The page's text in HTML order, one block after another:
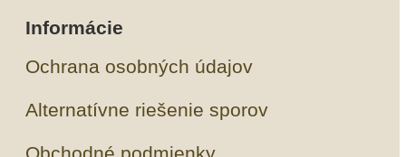
Informácie
Ochrana osobných údajov
Alternatívne riešenie sporov
Obchodné podmienky